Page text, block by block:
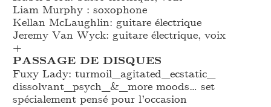
Liam Murphy : soxophone
Kellan McLaughlin: guitare électrique
Jeremy Van Wyck: guitare électrique, voix
+
PASSAGE DE DISQUES
Fuxy Lady: turmoil_ agitated_ecstatic_
dissolvant_psych_&_more moods… set
spécialement pensé pour l’occasion